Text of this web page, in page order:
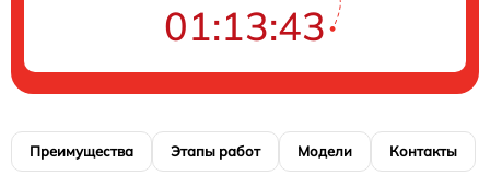
01:13:42
Преимущества Этапы работ Модели Контакты